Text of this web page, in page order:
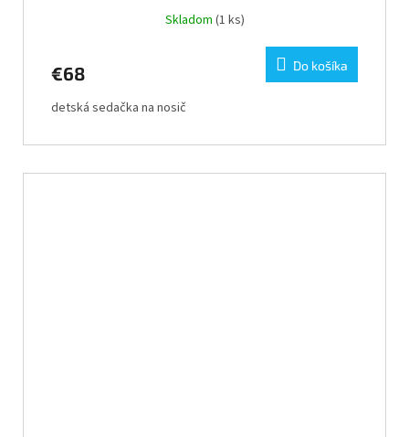
Skladom (1 ks)
€68 Do košíka
detská sedačka na nosič